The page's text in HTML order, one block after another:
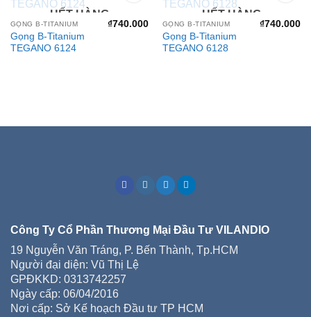
wishlist
HẾT HÀNG
GỌNG B-TITANIUM
Gọng B-Titanium
TEGANO 6124
₫740.000
wishlist
HẾT HÀNG
GỌNG B-TITANIUM
Gọng B-Titanium
TEGANO 6128
₫740.000
Công Ty Cổ Phần Thương Mại Đầu Tư VILANDIO
19 Nguyễn Văn Tráng, P. Bến Thành, Tp.HCM
Người đại diện: Vũ Thị Lệ
GPĐKKD: 0313742257
Ngày cấp: 06/04/2016
Nơi cấp: Sở Kế hoạch Đầu tư TP HCM